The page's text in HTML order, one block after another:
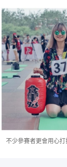
不少參賽者更會用心